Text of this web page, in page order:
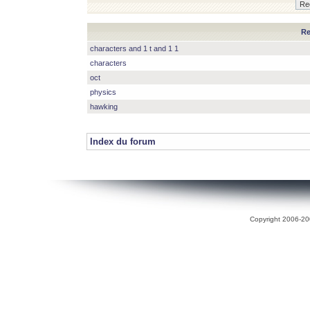
characters and 1 t and 1 1
characters
oct
physics
hawking
Index du forum
Copyright 2006-